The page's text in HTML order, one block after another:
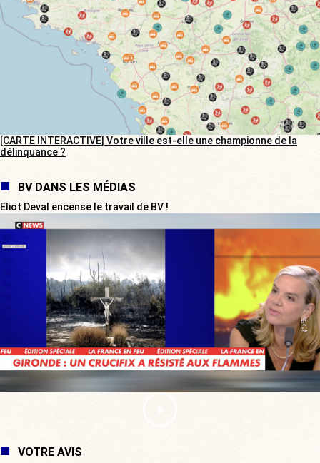
[CARTE INTERACTIVE] Votre ville est-elle une championne de la
délinquance ?
BV DANS LES MÉDIAS
Eliot Deval encense le travail de BV !
VOTRE AVIS